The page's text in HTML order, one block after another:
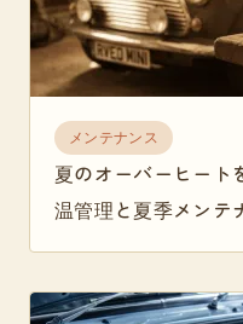
メンテナンス
夏のオーバーヒート
温管理と夏季メンテ